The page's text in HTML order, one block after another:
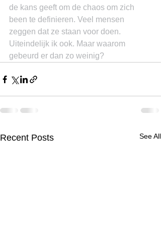
de kans geeft om de chaos om zich
been te definieren. Veel mensen
zeggen dat ze staan voor doen.
Uiteindelijk ik ook. Maar waarom
gebeurd er dan zo weinig?
Recent Posts See All